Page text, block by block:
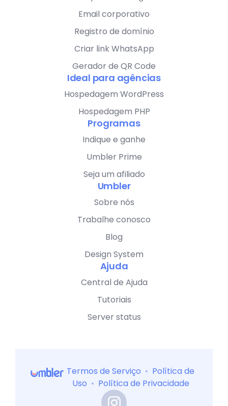
Email corporativo
Registro de domínio
Criar link WhatsApp
Gerador de QR Code
Ideal para agências
Hospedagem WordPress
Hospedagem PHP
Programas
Indique e ganhe
Umbler Prime
Seja um afiliado
Umbler
Sobre nós
Trabalhe conosco
Blog
Design System
Ajuda
Central de Ajuda
Tutoriais
Server status
Termos de Serviço • Política de
Uso • Política de Privacidade